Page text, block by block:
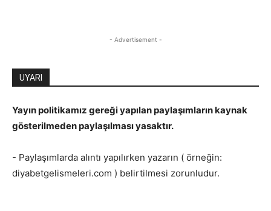
- Advertisement -
UYARI
Yayın politikamız gereği yapılan paylaşımların kaynak
gösterilmeden paylaşılması yasaktır.
- Paylaşımlarda alıntı yapılırken yazarın ( örneğin:
diyabetgelismeleri.com ) belirtilmesi zorunludur.